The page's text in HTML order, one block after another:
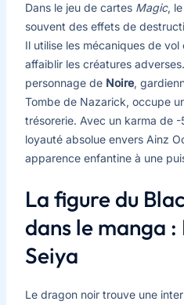
Dans le jeu de cartes Magic,
souvent des effets de
Il utilise les mécaniques de
affaiblir les créatures
personnage de Noire,
Tombe de Nazarick, occupe
trésorerie. Avec un karma de
loyauté absolue envers Ainz
apparence enfantine à une
La figure du
dans le manga :
Seiya
Le dragon noir trouve une